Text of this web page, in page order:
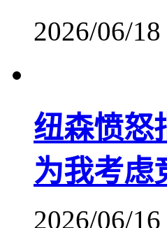
2026/06/18
纽森愤怒
为我考虑
2026/06/16